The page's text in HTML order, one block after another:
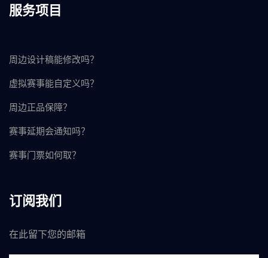
服务项目
周边设计稿能修改吗？
虚拟赛事能自定义吗？
周边正品保障？
赛事延期会通知吗？
赛事门票如何取？
订阅我们
在此留下您的邮箱